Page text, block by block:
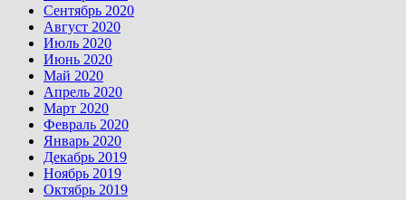
Сентябрь 2020
Август 2020
Июль 2020
Июнь 2020
Май 2020
Апрель 2020
Март 2020
Февраль 2020
Январь 2020
Декабрь 2019
Ноябрь 2019
Октябрь 2019